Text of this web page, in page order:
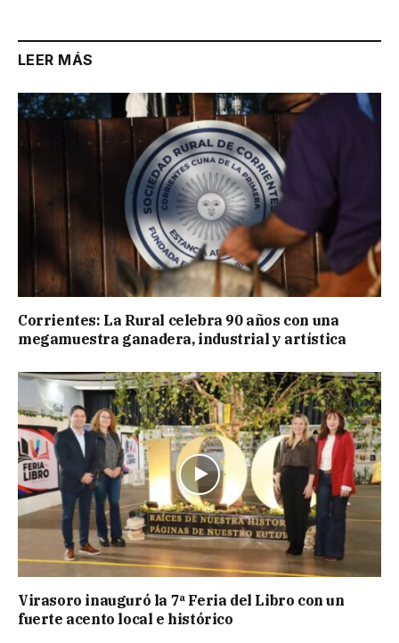
LEER MÁS
Corrientes: La Rural celebra 90 años con una
megamuestra ganadera, industrial y artística
Virasoro inauguró la 7ª Feria del Libro con un
fuerte acento local e histórico